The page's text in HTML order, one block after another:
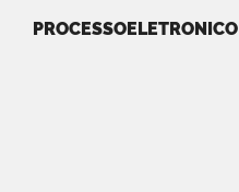
PROCESSOELETRONICO